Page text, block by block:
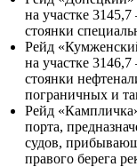
на участке
стоянки
Рейд
на участке
стоянки
пограничных и
Рейд
порта,
судов,
правого берега